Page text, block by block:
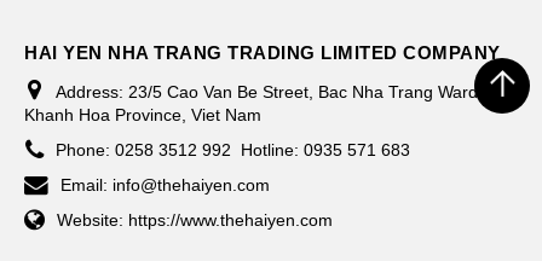
HAI YEN NHA TRANG TRADING LIMITED COMPANY
Address: 23/5 Cao Van Be Street, Bac Nha Trang Ward,
Khanh Hoa Province, Viet Nam
Phone: 0258 3512 992
Hotline: 0935 571 683
Email: info@thehaiyen.com
Website: https://www.thehaiyen.com